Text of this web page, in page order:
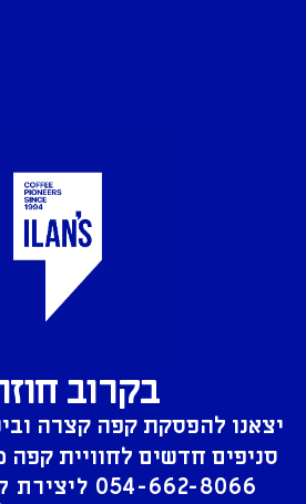
בקרוב
יצאנו להפסקת קפה קצרה
סניפים חדשים לחוויית קפה
054-662-8066